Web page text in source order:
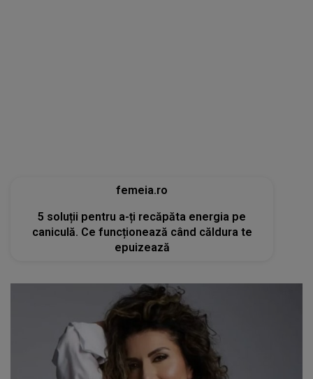
tvmania.libertatea.ro
Cum arată Carmen Brumă la 49 de ani, deși a
mâncat desert zilnic în vacanță: «Nu e noroc!»
[FOTO]